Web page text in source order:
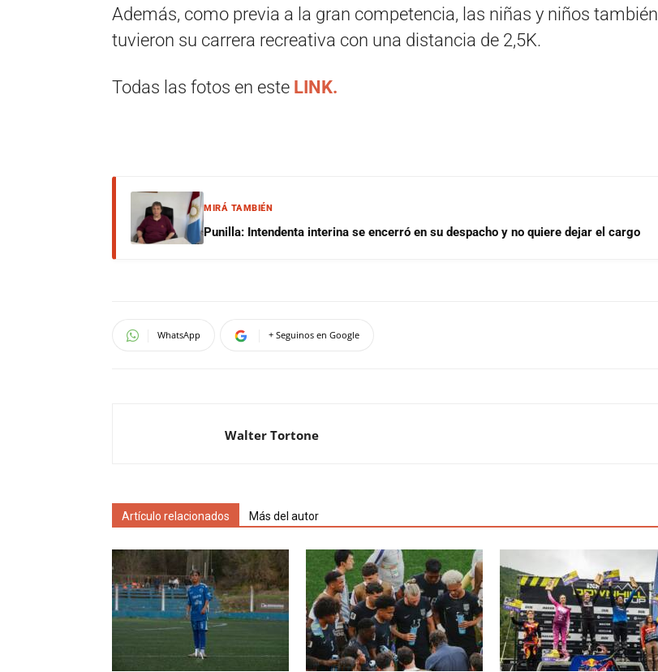
Además, como previa a la gran competencia, las niñas y niños también
tuvieron su carrera recreativa con una distancia de 2,5K.
Todas las fotos en este LINK.
MIRÁ TAMBIÉN
Punilla: Intendenta interina se encerró en su despacho y no quiere dejar el cargo
WhatsApp + Seguinos en Google
Walter Tortone
Artículo relacionados Más del autor